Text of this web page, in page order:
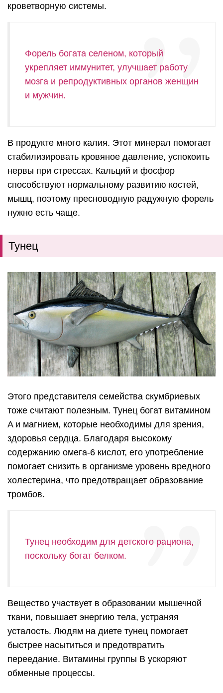
кроветворную системы.
Форель богата селеном, который
укрепляет иммунитет, улучшает работу
мозга и репродуктивных органов женщин
и мужчин.
В продукте много калия. Этот минерал помогает
стабилизировать кровяное давление, успокоить
нервы при стрессах. Кальций и фосфор
способствуют нормальному развитию костей,
мышц, поэтому пресноводную радужную форель
нужно есть чаще.
Тунец
Этого представителя семейства скумбриевых
тоже считают полезным. Тунец богат витамином
A и магнием, которые необходимы для зрения,
здоровья сердца. Благодаря высокому
содержанию омега-6 кислот, его употребление
помогает снизить в организме уровень вредного
холестерина, что предотвращает образование
тромбов.
Тунец необходим для детского рациона,
поскольку богат белком.
Вещество участвует в образовании мышечной
ткани, повышает энергию тела, устраняя
усталость. Людям на диете тунец помогает
быстрее насытиться и предотвратить
переедание. Витамины группы B ускоряют
обменные процессы.